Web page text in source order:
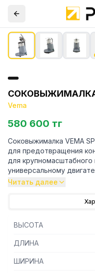
СОКОВЫЖИМАЛКА
Vema
580 600 тг
Соковыжималка VEMA
для предотвращения
для
универсальному
видов цитрусовых.
опускании рычага.
– Пластиковый корпус
швов для легкой очистки
– Чаша из нержавеющей
Читать далее
ВЫСОТА
ДЛИНА
ШИРИНА